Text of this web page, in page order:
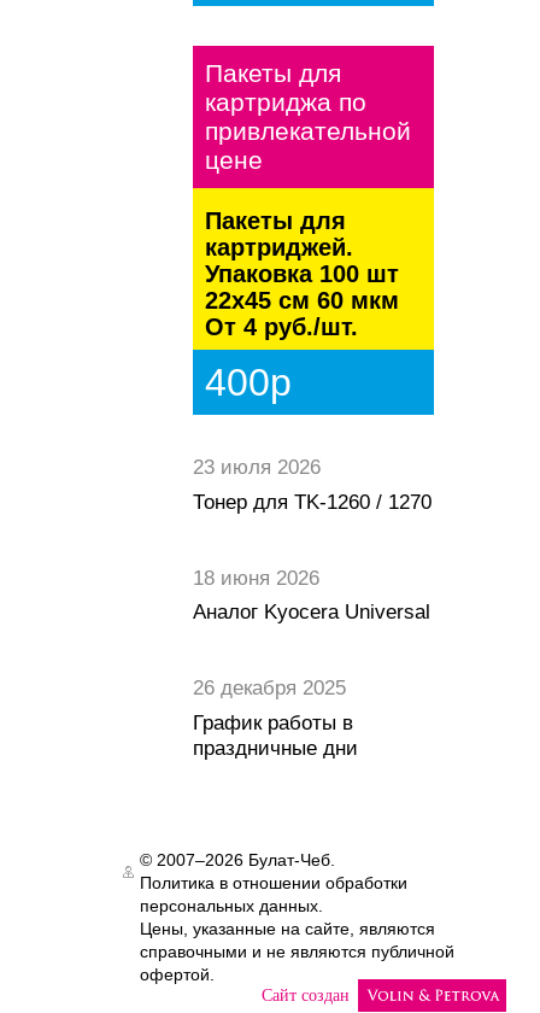
Пакеты для
картриджа по
привлекательной
цене
Пакеты для
картриджей.
Упаковка 100 шт
22х45 см 60 мкм
От 4 руб./шт.
400р
23 июля 2026
Тонер для TK-1260 / 1270
18 июня 2026
Аналог Kyocera Universal
26 декабря 2025
График работы в
праздничные дни
Сайт создан
© 2007–2026 Булат-Чеб.
Политика в отношении обработки
персональных данных.
Цены, указанные на сайте, являются
справочными и не являются публичной
офертой.
Authorization